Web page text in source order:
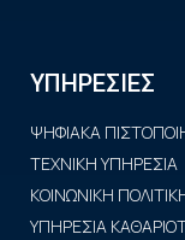
ΥΠΗΡΕΣΙΕΣ
ΨΗΦΙΑΚΑ
ΤΕΧΝΙΚΗ ΥΠΗΡΕΣΙΑ
ΚΟΙΝΩΝΙΚΗ
ΥΠΗΡΕΣΙΑ